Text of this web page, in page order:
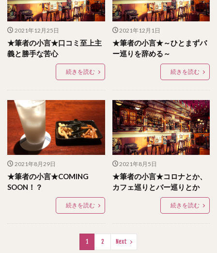
2021年12月25日
★筆者の小言★口コミ至上主
義と勝手な苦心
続きを読む
2021年12月1日
★筆者の小言★～ひとまずバ
ー巡りを辞める～
続きを読む
2021年8月29日
★筆者の小言★COMING
SOON！？
続きを読む
2021年8月5日
★筆者の小言★コロナとか、
カフェ巡りとバー巡りとか
続きを読む
1 2 Next